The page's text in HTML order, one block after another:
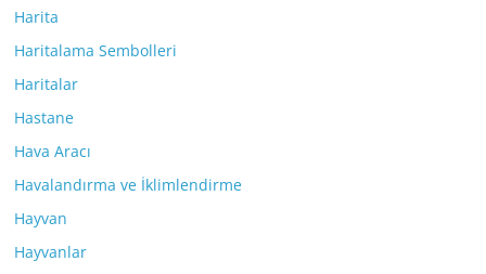
Harita
Haritalama Sembolleri
Haritalar
Hastane
Hava Aracı
Havalandırma ve İklimlendirme
Hayvan
Hayvanlar